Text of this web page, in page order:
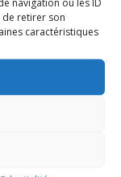
de retirer son
caractéristiques